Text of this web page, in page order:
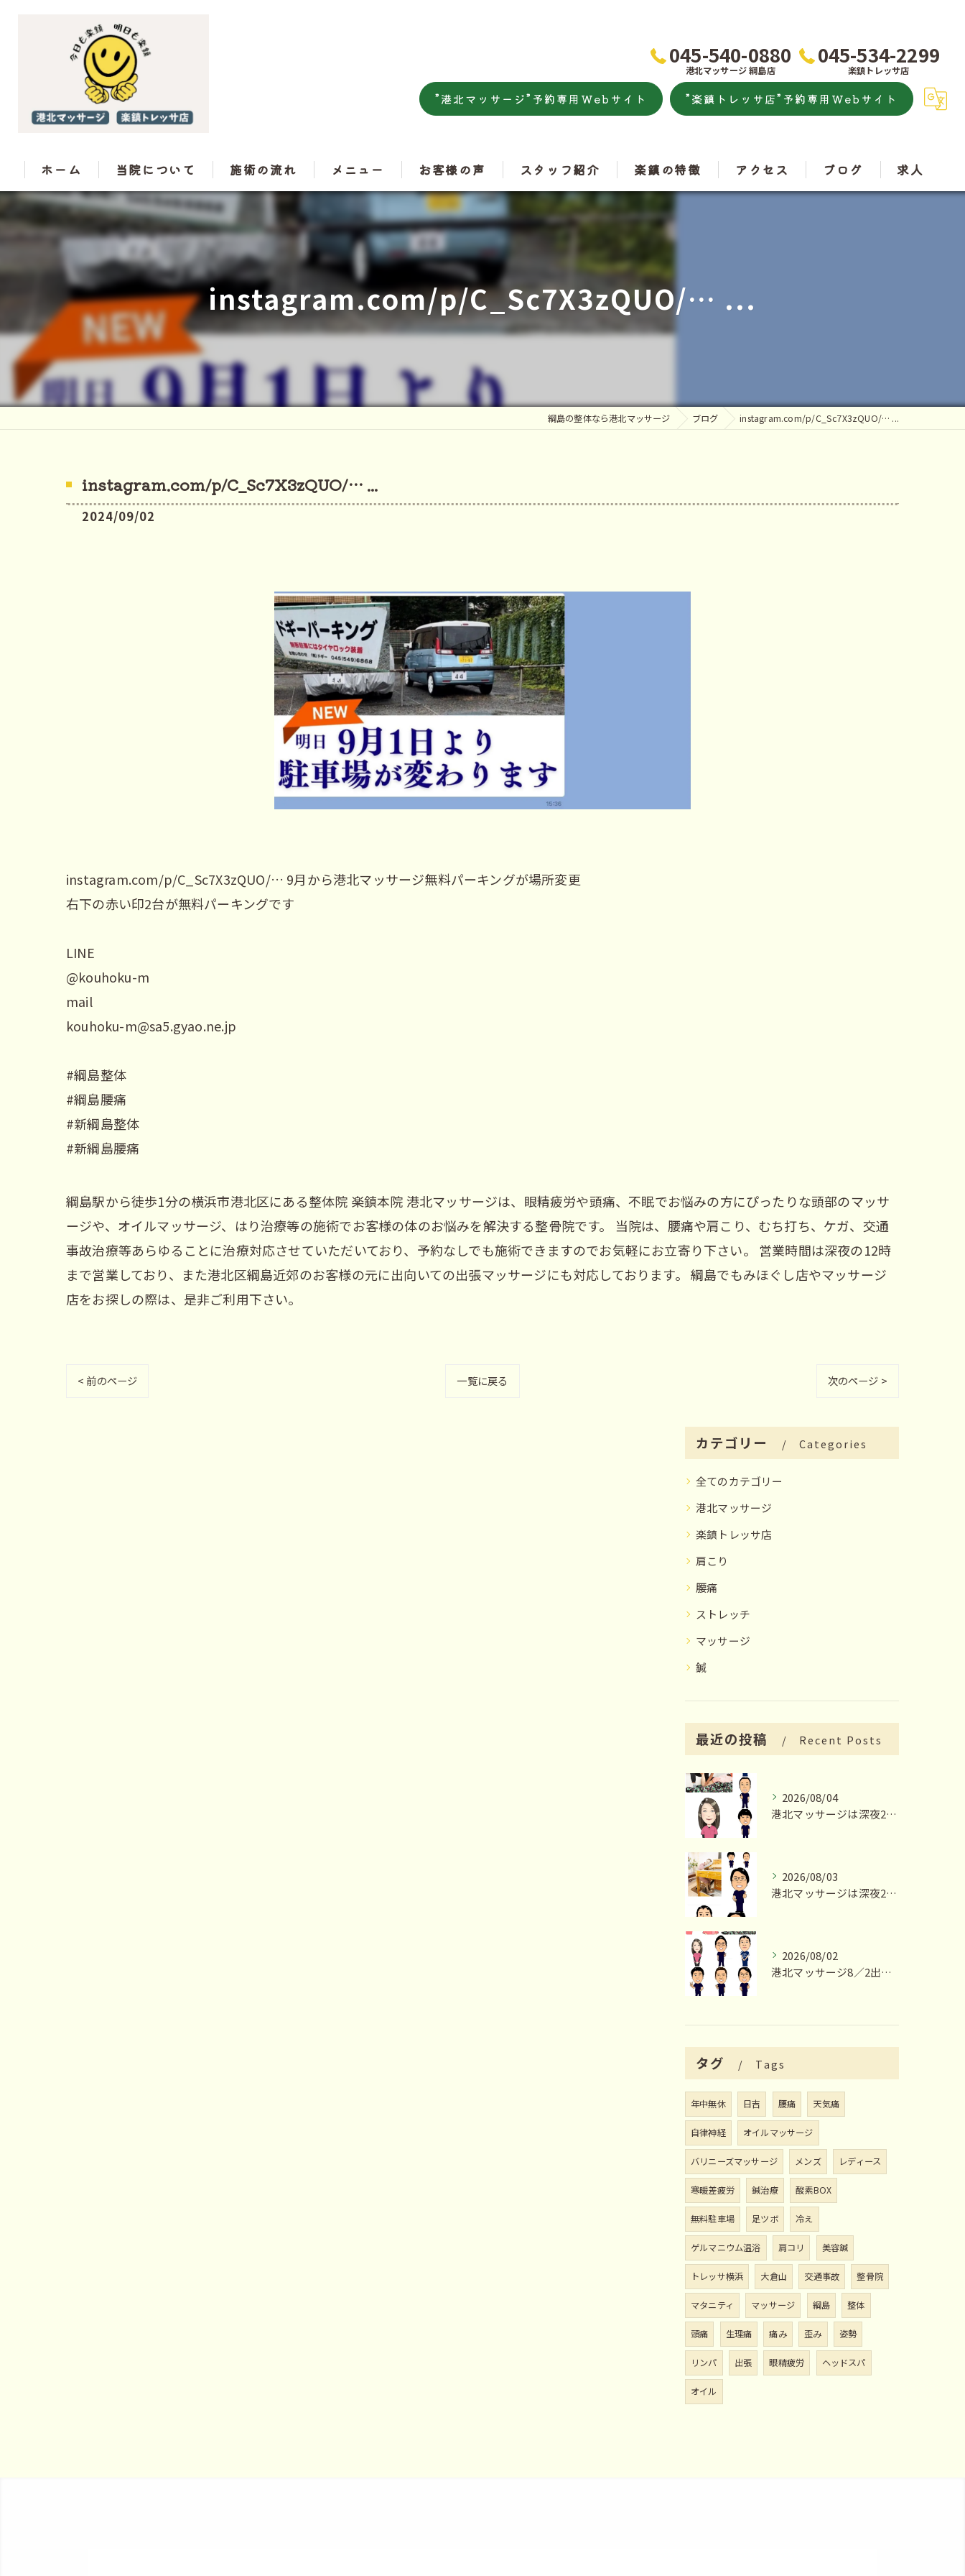
045-540-0880
港北マッサージ 綱島店
045-534-2299
楽鎮トレッサ店
”港北マッサージ”予約専用Webサイト ”楽鎮トレッサ店”予約専用Webサイト
ホーム 当院について 施術の流れ メニュー お客様の声 スタッフ紹介 楽鎮の特徴
肩こり
腰痛
ストレッチ
マッサージ
アクセス ブログ 求人
instagram.com/p/C_Sc7X3zQUO/… ...
綱島の整体なら港北マッサージ ブログ instagram.com/p/C_Sc7X3zQUO/… ...
instagram.com/p/C_Sc7X3zQUO/… ...
2024/09/02
instagram.com/p/C_Sc7X3zQUO/… 9月から港北マッサージ無料パーキングが場所変更
右下の赤い印2台が無料パーキングです
LINE
@kouhoku-m
mail
kouhoku-m@sa5.gyao.ne.jp
#綱島整体
#綱島腰痛
#新綱島整体
#新綱島腰痛
綱島駅から徒歩1分の横浜市港北区にある整体院 楽鎮本院 港北マッサージは、眼精疲労や頭痛、不眠でお悩みの方にぴったりな頭部のマッサ
ージや、オイルマッサージ、はり治療等の施術でお客様の体のお悩みを解決する整骨院です。 当院は、腰痛や肩こり、むち打ち、ケガ、交通
事故治療等あらゆることに治療対応させていただいており、予約なしでも施術できますのでお気軽にお立寄り下さい。 営業時間は深夜の12時
まで営業しており、また港北区綱島近郊のお客様の元に出向いての出張マッサージにも対応しております。 綱島でもみほぐし店やマッサージ
店をお探しの際は、是非ご利用下さい。
< 前のページ 一覧に戻る 次のページ >
カテゴリー Categories
全てのカテゴリー
港北マッサージ
楽鎮トレッサ店
肩こり
腰痛
ストレッチ
マッサージ
鍼
最近の投稿 Recent Posts
2026/08/04
港北マッサージは深夜23時まで営業いたします
2026/08/03
港北マッサージは深夜23時まで営業いたします
2026/08/02
港北マッサージ8／2出勤スタッフ情報
タグ Tags
年中無休 日吉 腰痛 天気痛
自律神経 オイルマッサージ
バリニーズマッサージ メンズ レディース
寒暖差疲労 鍼治療 酸素BOX
無料駐車場 足ツボ 冷え
ゲルマニウム温浴 肩コリ 美容鍼
トレッサ横浜 大倉山 交通事故 整骨院
マタニティ マッサージ 綱島 整体
頭痛 生理痛 痛み 歪み 姿勢
リンパ 出張 眼精疲労 ヘッドスパ
オイル